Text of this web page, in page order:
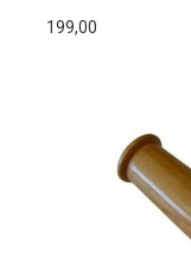
199,00